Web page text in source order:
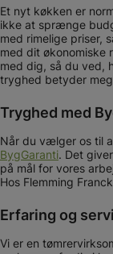
Et nyt køkken er
ikke at sprænge
med rimelige priser,
med dit økonomiske
med dig, så du ved,
tryghed betyder
Tryghed med
Når du vælger os til
BygGaranti. Det
på mål for vores
Hos Flemming
Erfaring og
Vi er en